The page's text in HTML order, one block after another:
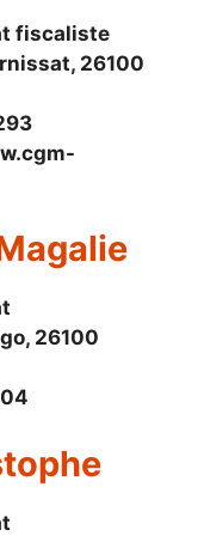
fiscaliste
26100
26100